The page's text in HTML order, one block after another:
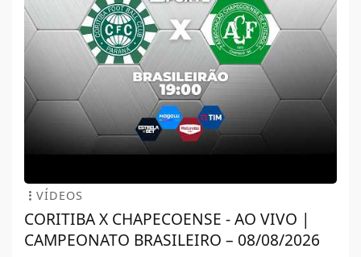
VÍDEOS
CORITIBA X CHAPECOENSE - AO VIVO |
CAMPEONATO BRASILEIRO – 08/08/2026